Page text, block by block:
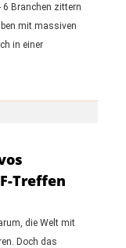
6 Branchen zittern
mit massiven
in einer
Treffen
die Welt mit
Doch das